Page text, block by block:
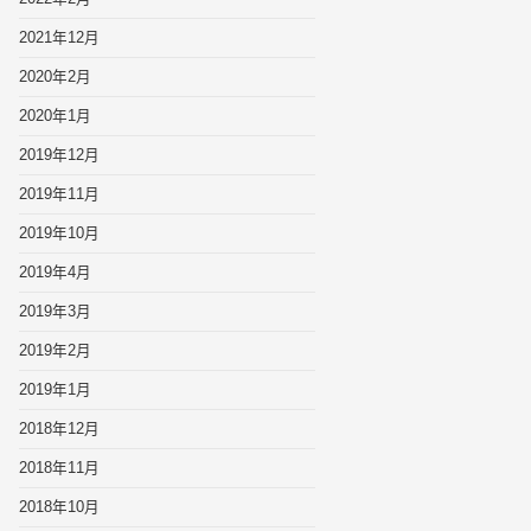
2021年12月
2020年2月
2020年1月
2019年12月
2019年11月
2019年10月
2019年4月
2019年3月
2019年2月
2019年1月
2018年12月
2018年11月
2018年10月